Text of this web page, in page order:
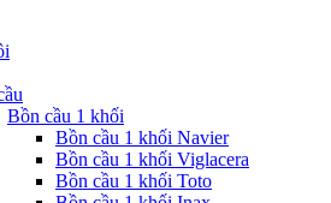
Bồn cầu 1 khối
Bồn cầu 1 khối Navier
Bồn cầu 1 khối Viglacera
Bồn cầu 1 khối Toto